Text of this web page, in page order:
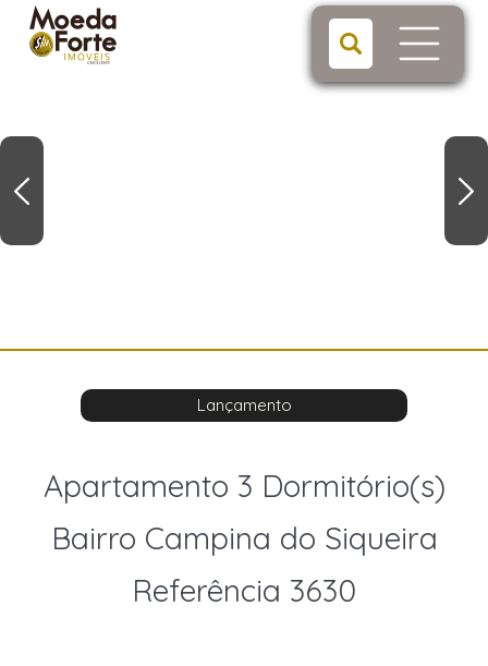
Lançamento
Apartamento 3 Dormitório(s)
Bairro Campina do Siqueira
Referência 3630